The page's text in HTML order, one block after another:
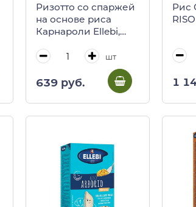
Ризотто со спаржей
на основе риса
Карнароли Ellebi,
шт
639 руб.
Рис
1